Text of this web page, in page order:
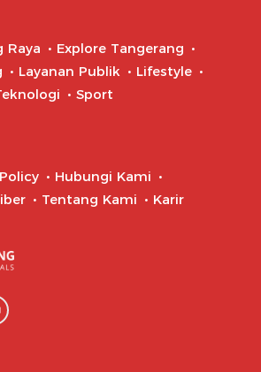
Raya
Explore Tangerang
Layanan Publik
Lifestyle
Sport
Hubungi Kami
Tentang Kami Karir